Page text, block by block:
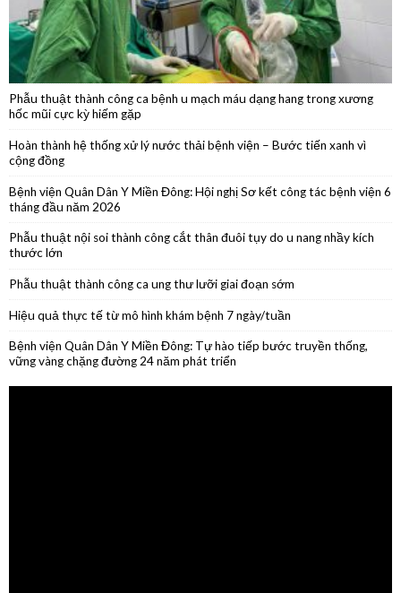
Phẫu thuật thành công ca bệnh u mạch máu dạng hang trong xương
hốc mũi cực kỳ hiếm gặp
Hoàn thành hệ thống xử lý nước thải bệnh viện – Bước tiến xanh vì
cộng đồng
Bệnh viện Quân Dân Y Miền Đông: Hội nghị Sơ kết công tác bệnh viện 6
Phẫu thuật nội soi thành công cắt thân đuôi tụy do u nang nhầy kích
Phẫu thuật thành công ca ung thư lưỡi giai đoạn sớm
Hiệu quả thực tế từ mô hình khám bệnh 7 ngày/tuần
vững vàng chặng đường 24 năm phát triển